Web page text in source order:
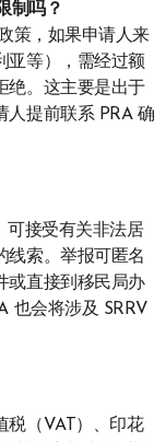
制吗？
策，如果申请人来
亚等），需经过额
绝。这主要是出于
人提前联系 PRA 确
可接受有关非法居
线索。举报可匿名
或直接到移民局办
也会将涉及 SRRV
税（VAT）、印花